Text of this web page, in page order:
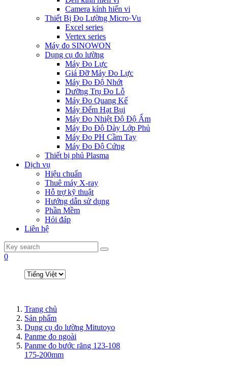
Camera kính hiển vi
Thiết Bị Đo Lường Micro·Vu
Excel series
Vertex series
Máy đo SINOWON
Dụng cụ đo lường
Máy Đo Lực
Giá Đỡ Máy Đo Lực
Máy Đo Độ Nhớt
Dưỡng Trụ Đo Lỗ
Máy Đo Quang Kế
Máy Đếm Hạt Bụi
Máy Đo Nhiệt Độ Độ Ẩm
Máy Đo Độ Dày Lớp Phủ
Máy Đo PH Cầm Tay
Máy Đo Độ Cứng
Thiết bị phủ Plasma
Dịch vụ
Hiệu chuẩn
Thuê máy X-ray
Hỗ trợ kỹ thuật
Hướng dẫn sử dụng
Phần Mềm
Hỏi đáp
Liên hệ
0
Trang chủ
Sản phẩm
Dụng cụ đo lường Mitutoyo
Panme đo ngoài
Panme đo bước răng 123-108
175-200mm